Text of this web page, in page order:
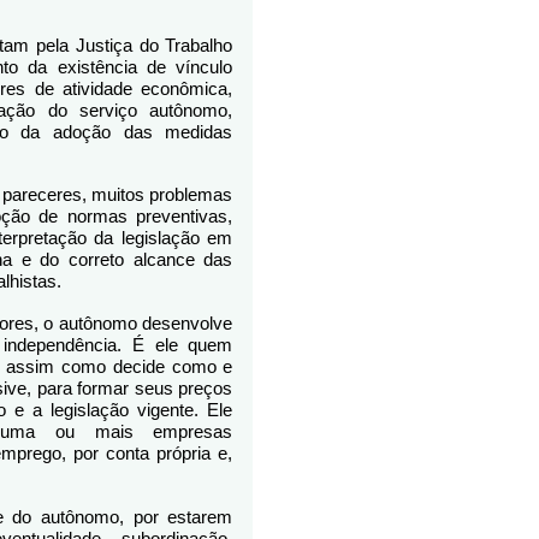
pela Justiça do Trabalho
da existência de vínculo
de atividade econômica,
do serviço autônomo,
da adoção das medidas
muitos problemas
de normas preventivas,
da legislação em
e do correto alcance das
o autônomo desenvolve
É ele quem
como decide como e
para formar seus preços
e a legislação vigente. Ele
ou mais empresas
por conta própria e,
autônomo, por estarem